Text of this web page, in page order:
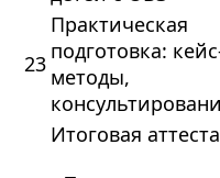
23
Практическая
подготовка:
методы,
Итоговая